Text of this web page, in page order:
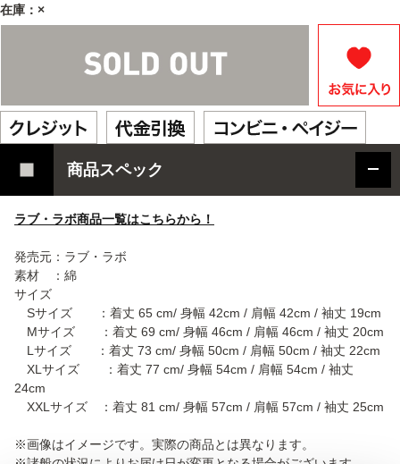
在庫：×
商品スペック
ラブ・ラボ商品一覧はこちらから！
発売元：ラブ・ラボ
素材 ：綿
サイズ
Sサイズ ：着丈 65 cm/ 身幅 42cm / 肩幅 42cm / 袖丈 19cm
Mサイズ ：着丈 69 cm/ 身幅 46cm / 肩幅 46cm / 袖丈 20cm
Lサイズ ：着丈 73 cm/ 身幅 50cm / 肩幅 50cm / 袖丈 22cm
XLサイズ ：着丈 77 cm/ 身幅 54cm / 肩幅 54cm / 袖丈
24cm
XXLサイズ ：着丈 81 cm/ 身幅 57cm / 肩幅 57cm / 袖丈 25cm
※画像はイメージです。実際の商品とは異なります。